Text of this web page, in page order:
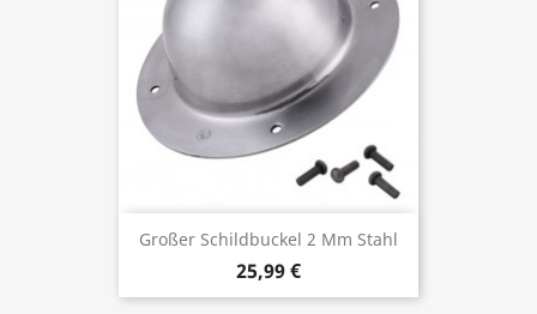
Großer Schildbuckel 2 Mm Stahl
25,99 €